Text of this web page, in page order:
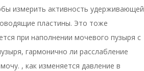
измерить активность удерживающей
пластины. Это тоже
при наполнении мочевого пузыря с
гармонично ли расслабление
, как изменяется давление в